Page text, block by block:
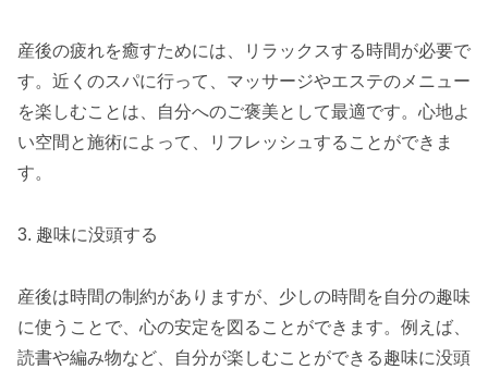
産後の疲れを癒すためには、リラックスする時間が必要で
す。近くのスパに行って、マッサージやエステのメニュー
を楽しむことは、自分へのご褒美として最適です。心地よ
い空間と施術によって、リフレッシュすることができま
す。
3. 趣味に没頭する
産後は時間の制約がありますが、少しの時間を自分の趣味
に使うことで、心の安定を図ることができます。例えば、
読書や編み物など、自分が楽しむことができる趣味に没頭